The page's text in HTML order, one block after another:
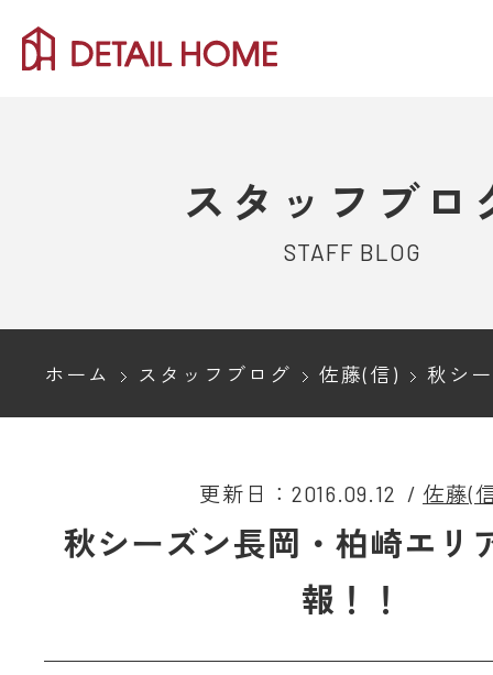
スタッフブロ
STAFF BLOG
ホーム スタッフブログ 佐藤(信) 秋シーズン長
更新日：2016.09.12 / 佐藤(
秋シーズン長岡・柏崎エリ
報！！